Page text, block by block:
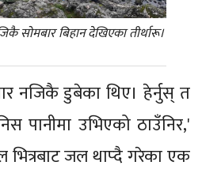
सोमबार बिहान देखिएका तीर्थारू।
नजिकै डुबेका थिए। हेर्नुस् त
पानीमा उभिएको ठाउँनिर,'
भित्रबाट जल थाप्दै गरेका एक